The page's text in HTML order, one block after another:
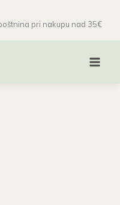
pri nakupu nad 35€